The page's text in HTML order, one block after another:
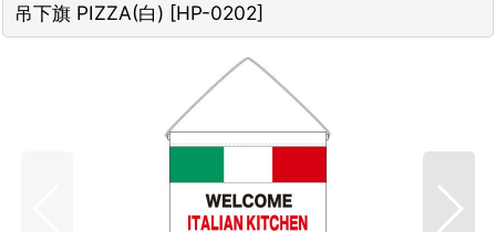
吊下旗 PIZZA(白) [HP-0202]